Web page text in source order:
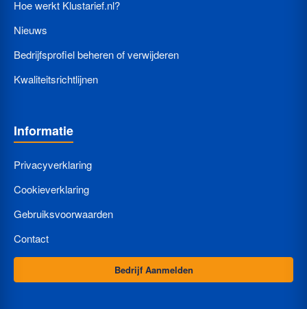
Hoe werkt Klustarief.nl?
Nieuws
Bedrijfsprofiel beheren of verwijderen
Kwaliteitsrichtlijnen
Informatie
Privacyverklaring
Cookieverklaring
Gebruiksvoorwaarden
Contact
Bedrijf Aanmelden